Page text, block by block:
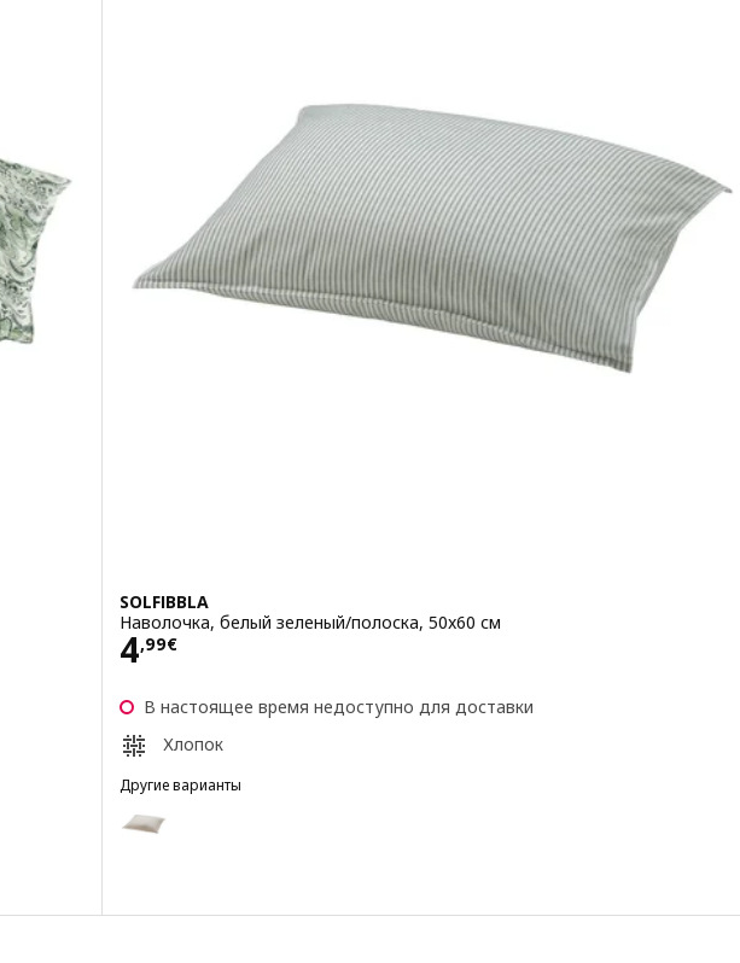
SOLFIBBLA
Наволочка, белый зеленый/полоска, 50x60 см
4,99€
Цена 4,99€
В настоящее время недоступно для доставки
Хлопок
Другие варианты
Вариант: SOLFIBBLA, Наволочка, белый бежевый/полоска, 50x60 см
Вариант: SOLFIBBLA, Наволочка, белый синий/полоска, 50x60 см